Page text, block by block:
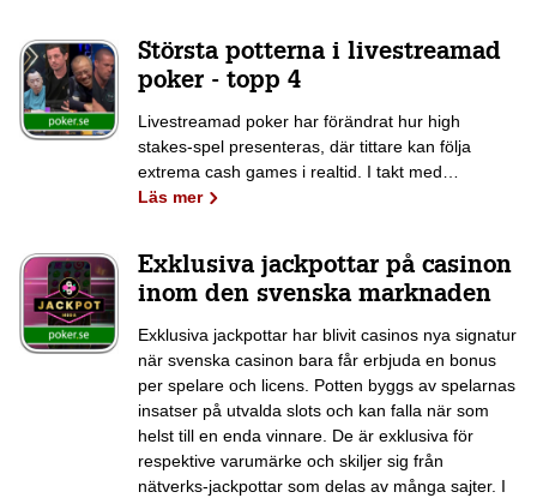
Största potterna i livestreamad
poker - topp 4
Livestreamad poker har förändrat hur high
stakes-spel presenteras, där tittare kan följa
extrema cash games i realtid. I takt med…
Läs mer
Exklusiva jackpottar på casinon
inom den svenska marknaden
Exklusiva jackpottar har blivit casinos nya signatur
när svenska casinon bara får erbjuda en bonus
per spelare och licens. Potten byggs av spelarnas
insatser på utvalda slots och kan falla när som
helst till en enda vinnare. De är exklusiva för
respektive varumärke och skiljer sig från
nätverks-jackpottar som delas av många sajter. I